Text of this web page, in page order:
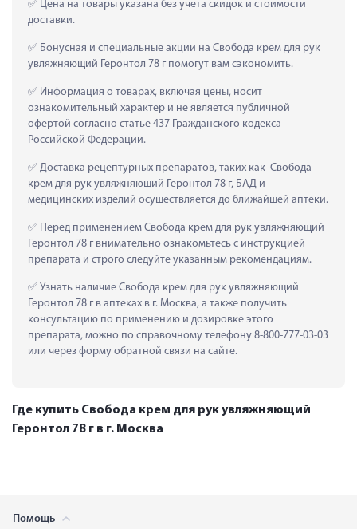
Цена на товары указана без учета скидок и стоимости
доставки.
Бонусная и специальные акции на Свобода крем для рук
увляжняющий Геронтол 78 г помогут вам сэкономить.
Информация о товарах, включая цены, носит
ознакомительный характер и не является публичной
офертой согласно статье 437 Гражданского кодекса
Российской Федерации.
Доставка рецептурных препаратов, таких как  Свобода
крем для рук увляжняющий Геронтол 78 г, БАД и
медицинских изделий осуществляется до ближайшей аптеки.
Перед применением Свобода крем для рук увляжняющий
Геронтол 78 г внимательно ознакомьтесь с инструкцией
препарата и строго следуйте указанным рекомендациям.
Узнать наличие Свобода крем для рук увляжняющий
Геронтол 78 г в аптеках в г. Москва, а также получить
консультацию по применению и дозировке этого
препарата, можно по справочному телефону 8-800-777-03-03
или через форму обратной связи на сайте.
Где купить Свобода крем для рук увляжняющий
Геронтол 78 г в г. Москва
Помощь